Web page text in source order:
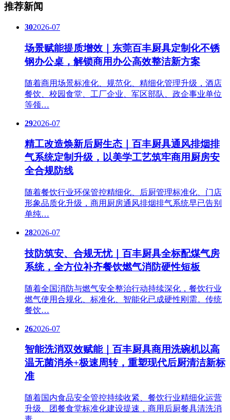
推荐新闻
302026-07
场景赋能提质增效｜东莞百丰厨具定制化不锈
钢办公桌，解锁商用办公高效整洁新方案
随着商用场景标准化、规范化、精细化管理升级，酒店
餐饮、校园食堂、工厂企业、军区部队、政企事业单位
等领…
292026-07
精工改造焕新后厨生态｜百丰厨具通风排烟排
气系统定制升级，以美学工艺筑牢商用厨房安
全合规防线
随着餐饮行业环保管控精细化、后厨管理标准化、门店
形象品质化升级，商用厨房通风排烟排气系统早已告别
单纯…
282026-07
技防筑安、合规无忧｜百丰厨具全标配煤气房
系统，全方位补齐餐饮燃气消防硬性短板
随着全国消防与燃气安全整治行动持续深化，餐饮行业
燃气使用合规化、标准化、智能化已成硬性刚需。传统
餐饮…
262026-07
智能洗消双效赋能｜百丰厨具商用洗碗机以高
温无菌消杀+极速周转，重塑现代后厨清洁新标
准
随着国内食品安全管控持续收紧、餐饮行业精细化运营
升级、团餐食堂标准化建设提速，商用后厨餐具清洗消